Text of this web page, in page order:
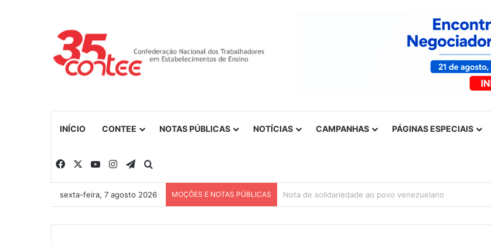
INÍCIO CONTEE NOTAS PÚBLICAS NOTÍCIAS CAMPANHAS PÁGINAS ESPECIAIS
Facebook YouTubeInstagramTelegram
sexta-feira, 7 agosto 2026 MOÇÕES E NOTAS PÚBLICAS Nota de solidariedade ao povo venezuelano